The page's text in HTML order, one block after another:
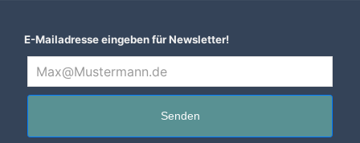
E-Mailadresse eingeben für Newsletter!
Senden